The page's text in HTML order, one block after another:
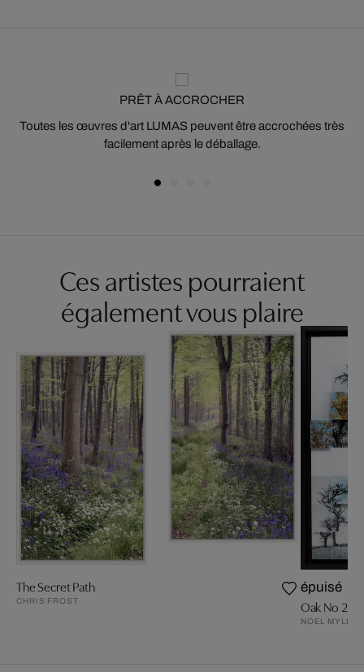
PRÊT À ACCROCHER
Toutes les œuvres d'art LUMAS peuvent être accrochées très
facilement après le déballage.
Ces artistes pourraient
également vous plaire
The Secret Path
CHRIS FROST
épuisé
Oak No 2
NOEL MYLES